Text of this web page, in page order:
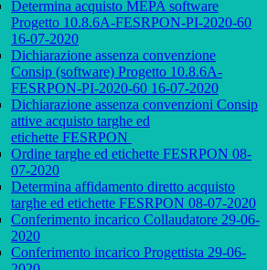
Determina acquisto MEPA software
Progetto 10.8.6A-FESRPON-PI-2020-60
16-07-2020
Dichiarazione assenza convenzione
Consip (software) Progetto 10.8.6A-
FESRPON-PI-2020-60 16-07-2020
Dichiarazione assenza convenzioni Consip
attive acquisto targhe ed
etichette FESRPON
Ordine targhe ed etichette FESRPON 08-
07-2020
Determina affidamento diretto acquisto
targhe ed etichette FESRPON 08-07-2020
Conferimento incarico Collaudatore 29-06-
2020
Conferimento incarico Progettista 29-06-